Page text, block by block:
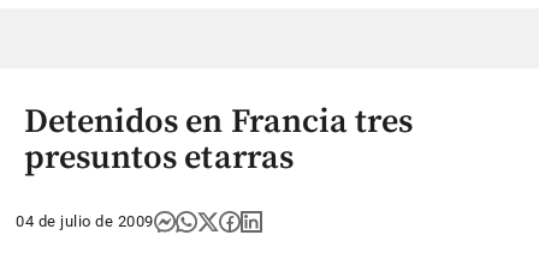
Detenidos en Francia tres
presuntos etarras
04 de julio de 2009